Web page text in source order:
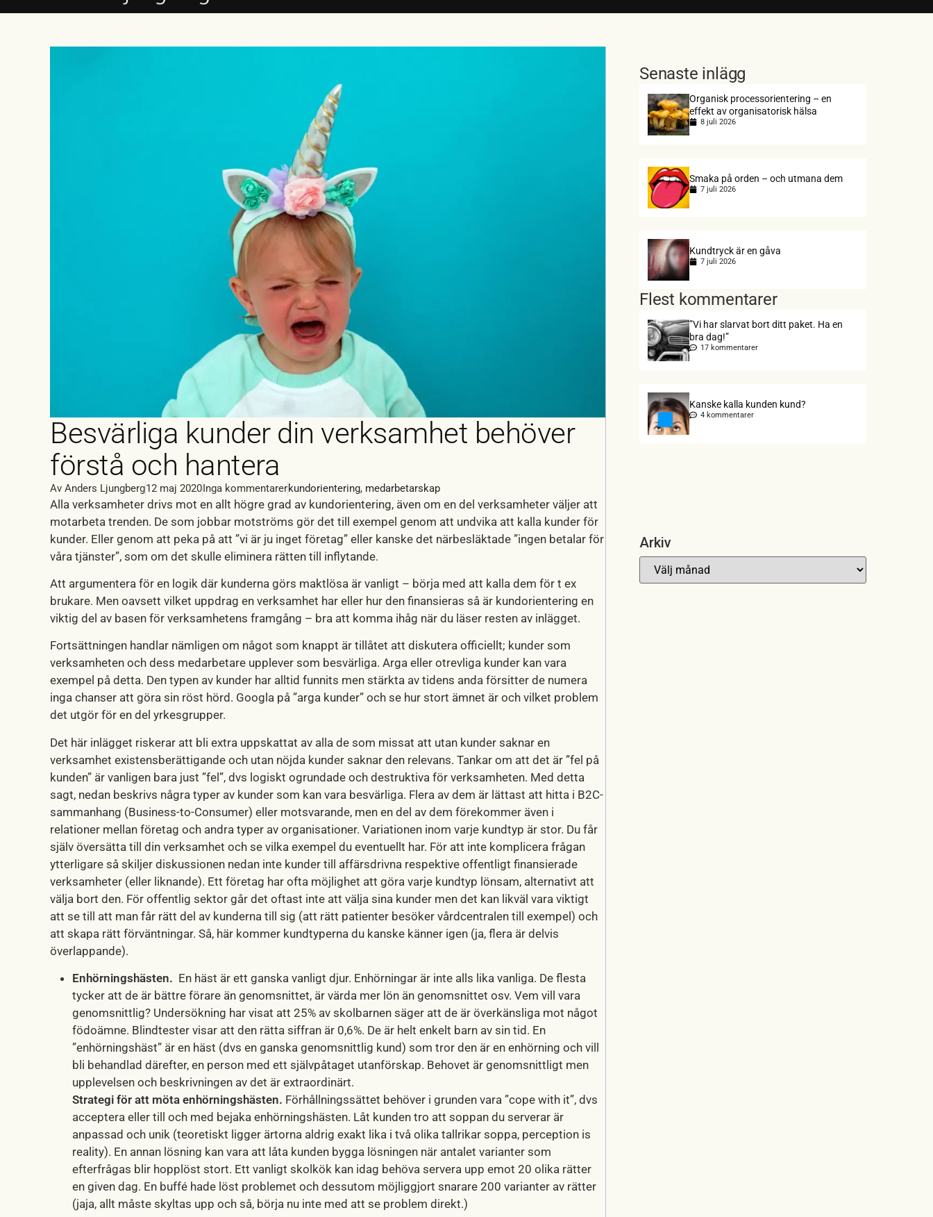
Besvärliga kunder din verksamhet behöver
förstå och hantera
Av Anders Ljungberg12 maj 2020Inga kommentarerkundorientering, medarbetarskap
Alla verksamheter drivs mot en allt högre grad av kundorientering, även om en del verksamheter väljer att
motarbeta trenden. De som jobbar motströms gör det till exempel genom att undvika att kalla kunder för
kunder. Eller genom att peka på att ”vi är ju inget företag” eller kanske det närbesläktade ”ingen betalar för
våra tjänster”, som om det skulle eliminera rätten till inflytande.
Att argumentera för en logik där kunderna görs maktlösa är vanligt – börja med att kalla dem för t ex
brukare. Men oavsett vilket uppdrag en verksamhet har eller hur den finansieras så är kundorientering en
viktig del av basen för verksamhetens framgång – bra att komma ihåg när du läser resten av inlägget.
Fortsättningen handlar nämligen om något som knappt är tillåtet att diskutera officiellt; kunder som
verksamheten och dess medarbetare upplever som besvärliga. Arga eller otrevliga kunder kan vara
exempel på detta. Den typen av kunder har alltid funnits men stärkta av tidens anda försitter de numera
inga chanser att göra sin röst hörd. Googla på ”arga kunder” och se hur stort ämnet är och vilket problem
det utgör för en del yrkesgrupper.
Det här inlägget riskerar att bli extra uppskattat av alla de som missat att utan kunder saknar en
verksamhet existensberättigande och utan nöjda kunder saknar den relevans. Tankar om att det är ”fel på
kunden” är vanligen bara just ”fel”, dvs logiskt ogrundade och destruktiva för verksamheten. Med detta
sagt, nedan beskrivs några typer av kunder som kan vara besvärliga. Flera av dem är lättast att hitta i B2C-
sammanhang (Business-to-Consumer) eller motsvarande, men en del av dem förekommer även i
relationer mellan företag och andra typer av organisationer. Variationen inom varje kundtyp är stor. Du får
själv översätta till din verksamhet och se vilka exempel du eventuellt har. För att inte komplicera frågan
ytterligare så skiljer diskussionen nedan inte kunder till affärsdrivna respektive offentligt finansierade
verksamheter (eller liknande). Ett företag har ofta möjlighet att göra varje kundtyp lönsam, alternativt att
välja bort den. För offentlig sektor går det oftast inte att välja sina kunder men det kan likväl vara viktigt
att se till att man får rätt del av kunderna till sig (att rätt patienter besöker vårdcentralen till exempel) och
att skapa rätt förväntningar. Så, här kommer kundtyperna du kanske känner igen (ja, flera är delvis
överlappande).
Enhörningshästen. En häst är ett ganska vanligt djur. Enhörningar är inte alls lika vanliga. De flesta
tycker att de är bättre förare än genomsnittet, är värda mer lön än genomsnittet osv. Vem vill vara
genomsnittlig? Undersökning har visat att 25% av skolbarnen säger att de är överkänsliga mot något
födoämne. Blindtester visar att den rätta siffran är 0,6%. De är helt enkelt barn av sin tid. En
”enhörningshäst” är en häst (dvs en ganska genomsnittlig kund) som tror den är en enhörning och vill
bli behandlad därefter, en person med ett självpåtaget utanförskap. Behovet är genomsnittligt men
upplevelsen och beskrivningen av det är extraordinärt.
Strategi för att möta enhörningshästen. Förhållningssättet behöver i grunden vara ”cope with it”, dvs
acceptera eller till och med bejaka enhörningshästen. Låt kunden tro att soppan du serverar är
anpassad och unik (teoretiskt ligger ärtorna aldrig exakt lika i två olika tallrikar soppa, perception is
reality). En annan lösning kan vara att låta kunden bygga lösningen när antalet varianter som
efterfrågas blir hopplöst stort. Ett vanligt skolkök kan idag behöva servera upp emot 20 olika rätter
en given dag. En buffé hade löst problemet och dessutom möjliggjort snarare 200 varianter av rätter
(jaja, allt måste skyltas upp och så, börja nu inte med att se problem direkt.)
Senaste inlägg
Organisk processorientering – en
effekt av organisatorisk hälsa
8 juli 2026
Smaka på orden – och utmana dem
7 juli 2026
Kundtryck är en gåva
7 juli 2026
Flest kommentarer
”Vi har slarvat bort ditt paket. Ha en
bra dag!”
17 kommentarer
Kanske kalla kunden kund?
4 kommentarer
Arkiv